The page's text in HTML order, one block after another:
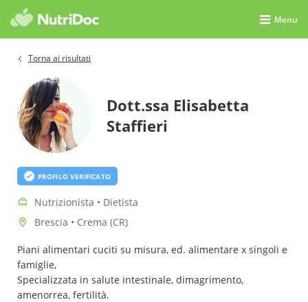
Menu
Torna ai risultati
Dott.ssa Elisabetta
Staffieri
PROFILO VERIFICATO
Nutrizionista • Dietista
Brescia • Crema (CR)
Piani alimentari cuciti su misura, ed. alimentare x singoli e
famiglie,
Specializzata in salute intestinale, dimagrimento,
amenorrea, fertilità.